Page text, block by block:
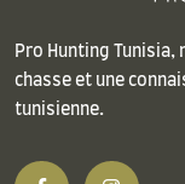
Pro Hunting
chasse et une
tunisienne.